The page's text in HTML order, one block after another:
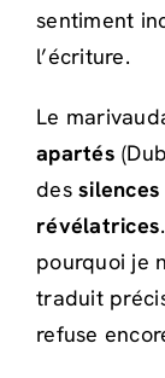
sentiment
l’écriture.
Le
apartés
des
révélatrices
pourquoi je
traduit
refuse